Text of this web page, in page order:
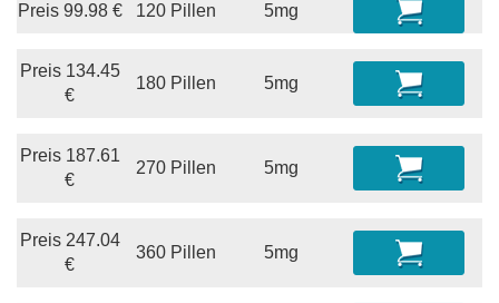
Preis 99.98€ 120 Pillen 5mg
Preis 134.45
€
180 Pillen 5mg
Preis 187.61
€
270 Pillen 5mg
Preis 247.04
€
360 Pillen 5mg